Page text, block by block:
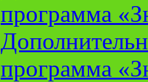
программа
программа